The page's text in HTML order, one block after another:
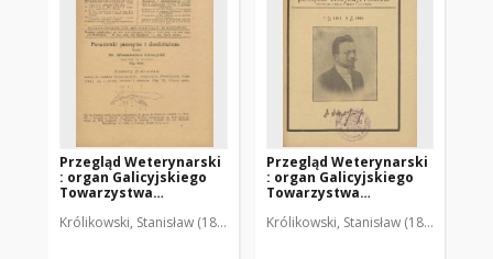
Przegląd Weterynarski
: organ Galicyjskiego
Towarzystwa
czasopismo
Królikowski, Stanisław (1853-1924). Red.
Przegląd Weterynarski
: organ Galicyjskiego
Towarzystwa
czasopismo
Królikowski, Stanisław (1853-1924).